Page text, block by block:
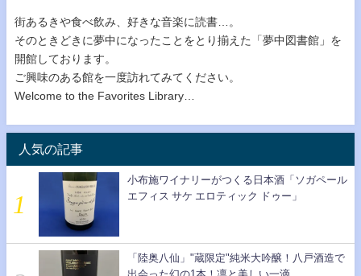
街あるきや食べ飲み、好きな音楽に読書…。
そのときどきに夢中になったことをとり揃えた「夢中図書館」を
開館しております。
ご興味のある館を一度訪れてみてください。
Welcome to the Favorites Library…
人気の記事
小布施ワイナリーがつくる日本酒「ソガペール
エフィス サケ エロティック ドゥー」
「陸奥八仙」"蔵限定"純米大吟醸！八戸酒造で